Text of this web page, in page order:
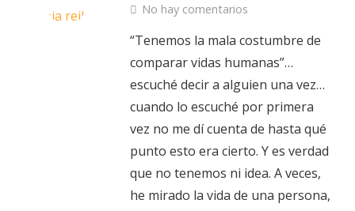
No hay comentarios
“Tenemos la mala costumbre de
comparar vidas humanas”…
escuché decir a alguien una vez…
cuando lo escuché por primera
vez no me dí cuenta de hasta qué
punto esto era cierto. Y es verdad
que no tenemos ni idea. A veces,
he mirado la vida de una persona,